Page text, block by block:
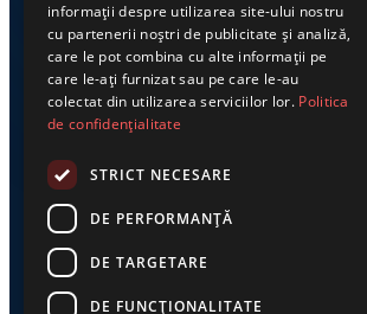
Casa de editură Exclusiv
informații despre utilizarea site-ului nostru
cu partenerii noștri de publicitate și analiză,
care le pot combina cu alte informații pe
care le-ați furnizat sau pe care le-au
colectat din utilizarea serviciilor lor. Politica
de confidențialitate
STRICT NECESARE
DE PERFORMANȚĂ
DE TARGETARE
DE FUNCŢIONALITATE